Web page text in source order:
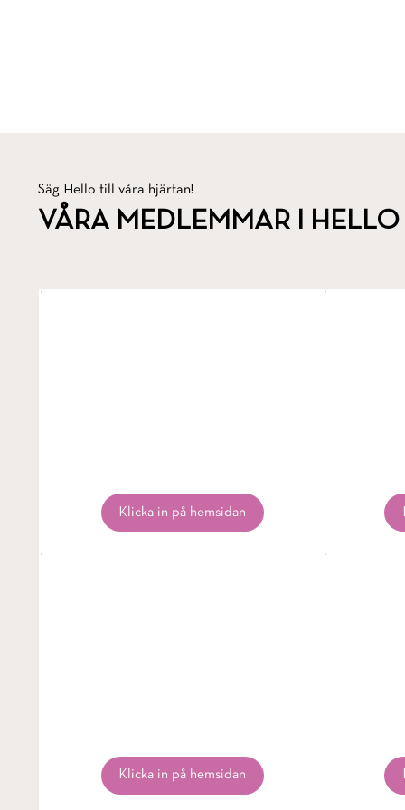
Säg Hello till våra hjärtan!
VÅRA MEDLEMMAR I
Klicka in på hemsidan
Klicka in på hemsidan